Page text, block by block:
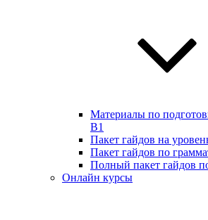
Материалы по
B1
Пакет гайдов на
Пакет гайдов по
Полный пакет гайдов
Онлайн курсы